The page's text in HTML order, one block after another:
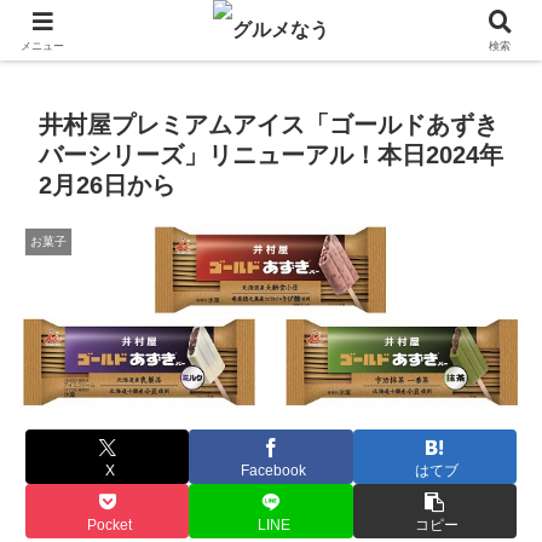
飲食店キャンペーン・食品飲料お菓子新発売のグルメニュース。
井村屋プレミアムアイス「ゴールドあずき
バーシリーズ」リニューアル！本日2024年
2月26日から
お菓子
X Facebook はてブ
Pocket LINE コピー
メニュー 検索